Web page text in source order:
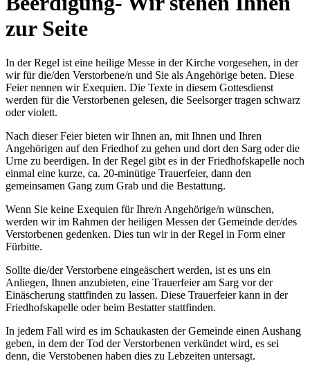
zur Seite
In der Regel ist eine heilige Messe in der Kirche vorgesehen, in der
wir für die/den Verstorbene/n und Sie als Angehörige beten. Diese
Feier nennen wir Exequien. Die Texte in diesem Gottesdienst
werden für die Verstorbenen gelesen, die Seelsorger tragen schwarz
oder violett.
Nach dieser Feier bieten wir Ihnen an, mit Ihnen und Ihren
Angehörigen auf den Friedhof zu gehen und dort den Sarg oder die
Urne zu beerdigen. In der Regel gibt es in der Friedhofskapelle noch
einmal eine kurze, ca. 20-minütige Trauerfeier, dann den
gemeinsamen Gang zum Grab und die Bestattung.
Wenn Sie keine Exequien für Ihre/n Angehörige/n wünschen,
werden wir im Rahmen der heiligen Messen der Gemeinde der/des
Verstorbenen gedenken. Dies tun wir in der Regel in Form einer
Fürbitte.
Sollte die/der Verstorbene eingeäschert werden, ist es uns ein
Anliegen, Ihnen anzubieten, eine Trauerfeier am Sarg vor der
Einäscherung stattfinden zu lassen. Diese Trauerfeier kann in der
Friedhofskapelle oder beim Bestatter stattfinden.
In jedem Fall wird es im Schaukasten der Gemeinde einen Aushang
geben, in dem der Tod der Verstorbenen verkündet wird, es sei
denn, die Verstobenen haben dies zu Lebzeiten untersagt.